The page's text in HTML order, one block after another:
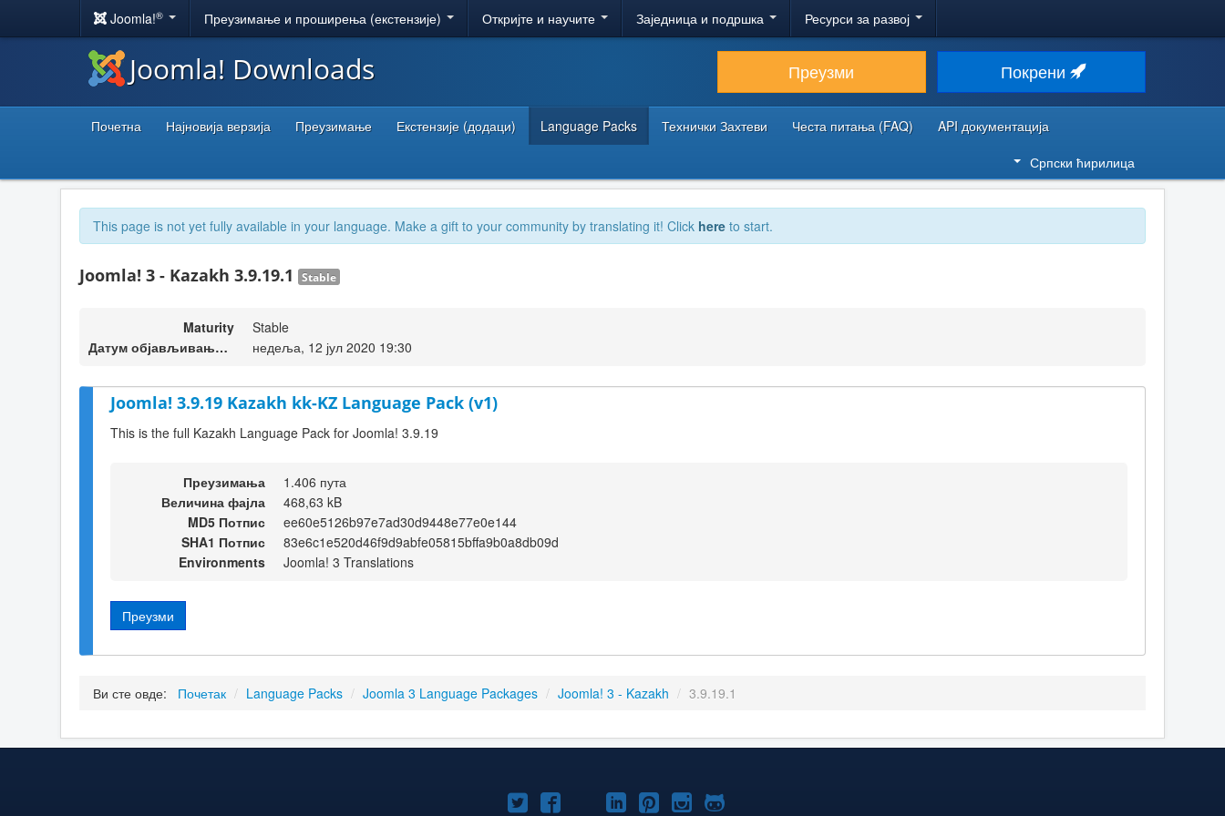
Joomla!® Преузимање и проширења (екстензије) Откријте и научите Заједница и подршка Ресурси за развој
Joomla! Downloads Преузми Покрени
Почетна Најновија верзија Преузимање Екстензије (додаци) Language Packs Технички Захтеви Честа питања (FAQ)
API документација
Српски ћирилица
This page is not yet fully available in your language. Make a gift to your community by translating it! Click here to start.
Joomla! 3 - Kazakh 3.9.19.1 Stable
Maturity
Stable
Датум објављивања верзије
недеља, 12 јул 2020 19:30
Joomla! 3.9.19 Kazakh kk-KZ Language Pack (v1)
This is the full Kazakh Language Pack for Joomla! 3.9.19
Преузимања
1.406 пута
Величина фајла
468,63 kB
MD5 Потпис
ee60e5126b97e7ad30d9448e77e0e144
SHA1 Потпис
83e6c1e520d46f9d9abfe05815bffa9b0a8db09d
Environments
Joomla! 3 Translations
Преузми
Ви сте овде: Почетак / Language Packs / Joomla 3 Language Packages / Joomla! 3 - Kazakh / 3.9.19.1
Joomla!Joomla!Joomla!
Joomla!Joomla!
Joomla!Joomla!